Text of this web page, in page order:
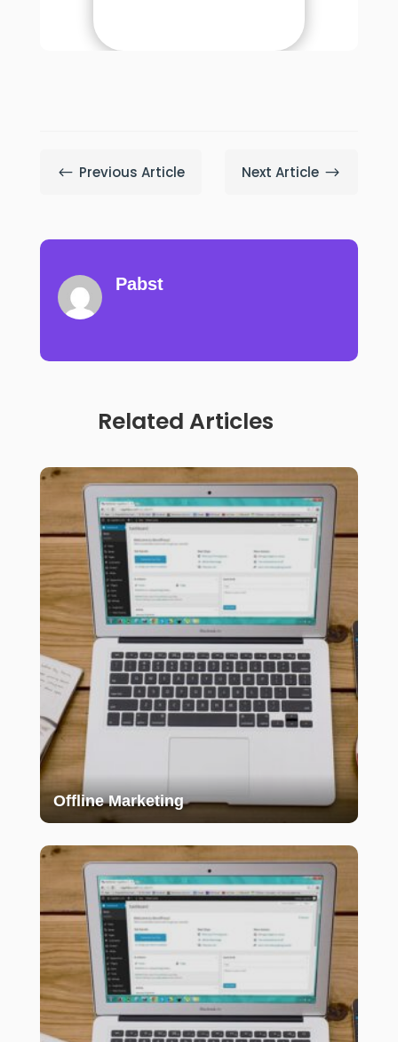
# Previous Article Next Article $
Pabst
Related Articles
Offline Marketing